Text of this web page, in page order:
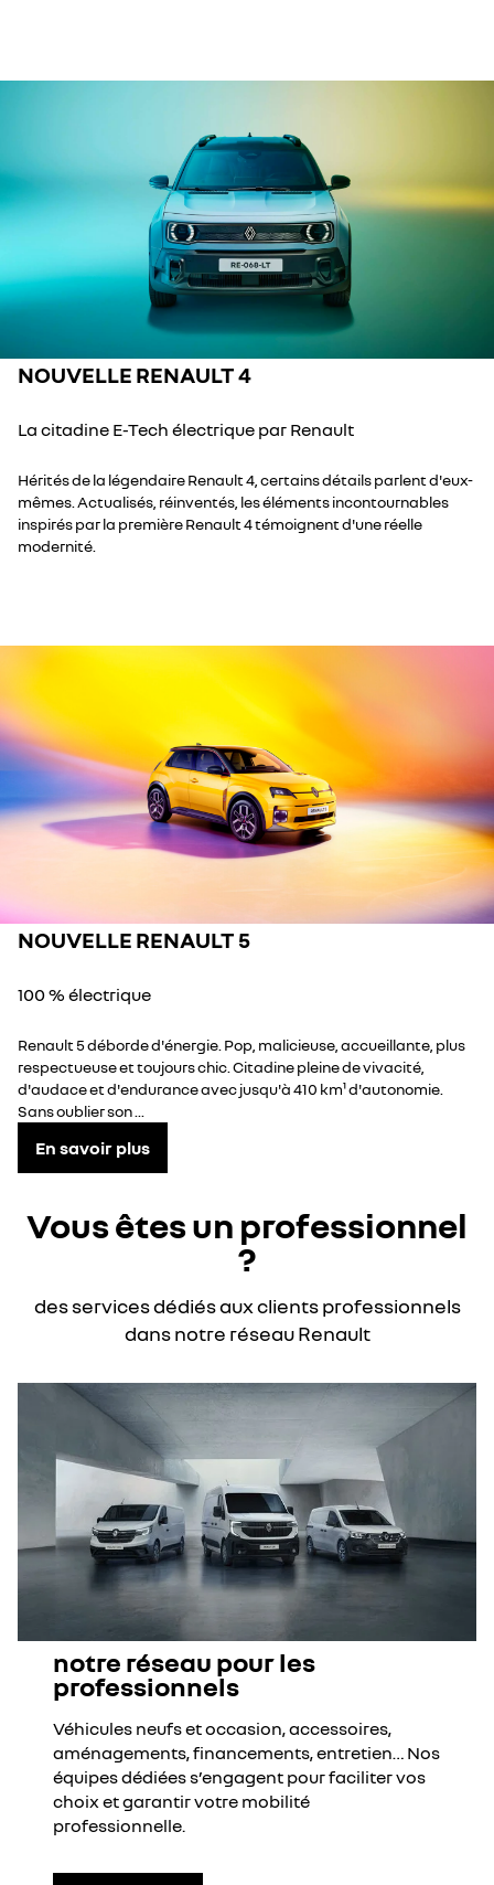
NOUVELLE RENAULT 4
La citadine E-Tech électrique par Renault
Hérités de la légendaire Renault 4, certains détails parlent d'eux-
mêmes. Actualisés, réinventés, les éléments incontournables
inspirés par la première Renault 4 témoignent d'une réelle
modernité.
NOUVELLE RENAULT 5
100 % électrique
Renault 5 déborde d'énergie. Pop, malicieuse, accueillante, plus
respectueuse et toujours chic. Citadine pleine de vivacité,
d'audace et d'endurance avec jusqu'à 410 km¹ d'autonomie.
Sans oublier son ...
En savoir plus
Vous êtes un professionnel
?
des services dédiés aux clients professionnels
dans notre réseau Renault
notre réseau pour les
professionnels
Véhicules neufs et occasion, accessoires,
aménagements, financements, entretien… Nos
équipes dédiées s’engagent pour faciliter vos
choix et garantir votre mobilité
professionnelle.